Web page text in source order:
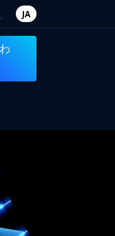
JA